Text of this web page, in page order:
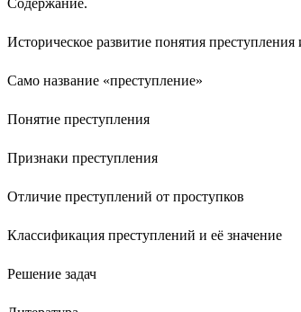
Историческое развитие понятия преступления
Само название «преступление»
Понятие преступления
Признаки преступления
Отличие преступлений от проступков
Классификация преступлений и её значение
Решение задач